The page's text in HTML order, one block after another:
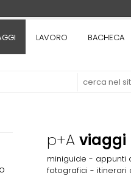
LAVORO BACHECA
p+A viaggi
miniguide - appunti
fotografici - itinerari
2026